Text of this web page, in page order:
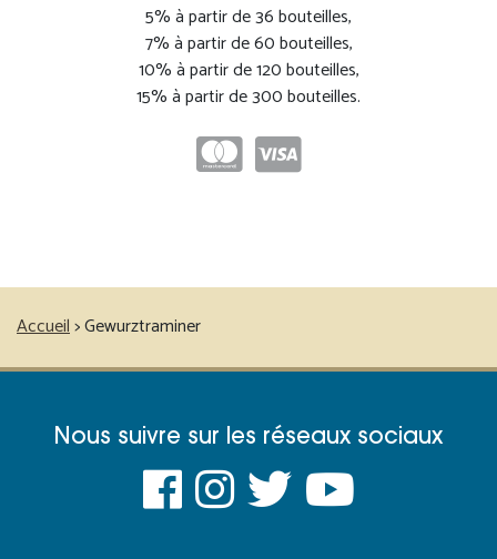
5% à partir de 36 bouteilles,
7% à partir de 60 bouteilles,
10% à partir de 120 bouteilles,
15% à partir de 300 bouteilles.
Accueil>Gewurztraminer
Nous suivre sur les réseaux sociaux